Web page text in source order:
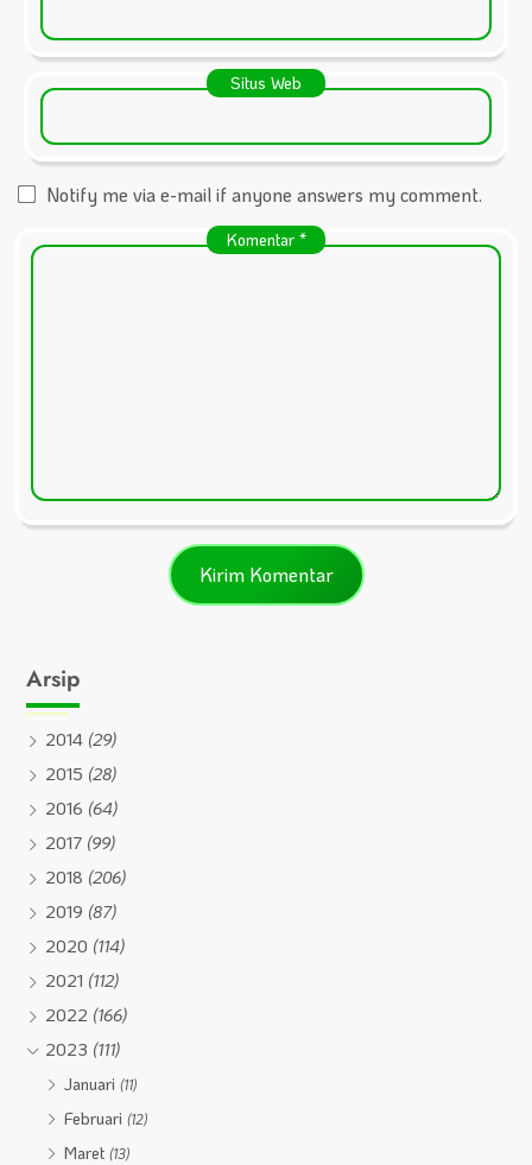
Situs Web
Notify me via e-mail if anyone answers my comment.
Komentar *
Arsip
2014 (29)
2015 (28)
2016 (64)
2017 (99)
2018 (206)
2019 (87)
2020 (114)
2021 (112)
2022 (166)
2023 (111)
Januari(11)
Februari(12)
Maret(13)